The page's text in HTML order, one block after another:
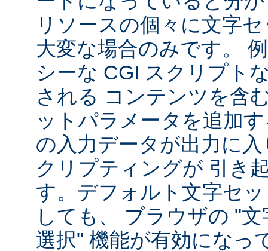
リソースの個々に文字
大変な場合のみです。
シーな CGI スクリプト
される コンテンツを含
ットパラメータを追加
の入力データが出力に
クリプティングが 引き
す。デフォルト文字セ
しても、 ブラウザの "
選択" 機能が有効になっ